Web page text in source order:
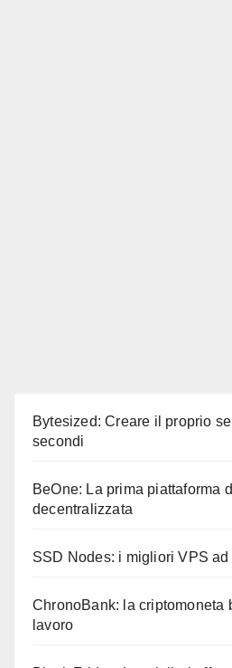
Bytesized: Creare il proprio
secondi
BeOne: La prima piattaforma
decentralizzata
SSD Nodes: i migliori VPS
ChronoBank: la criptomoneta
lavoro